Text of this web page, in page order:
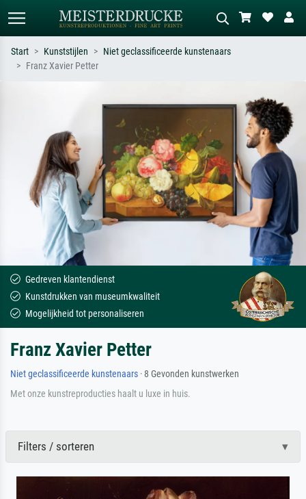
Beschrijf de scène – bijv. groene
weide, abstract met veel rood, donker
olieverfschilderij, staand naakt naast
een boom.
Start Kunststijlen
Niet geclassificeerde kunstenaars
Franz Xavier Petter
Gedreven klantendienst
Kunstdrukken van museumkwaliteit
Mogelijkheid tot personaliseren
Franz Xavier Petter
Niet geclassificeerde kunstenaars · 8 Gevonden kunstwerken
Met onze kunstreproducties haalt u luxe in huis.
Filters / sorteren